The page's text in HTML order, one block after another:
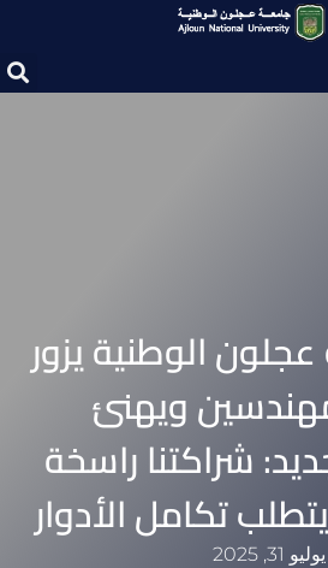
الوطنية يزور
ويهنئ
شراكتنا راسخة
تكامل الأدوار
يوليو 31, 2025